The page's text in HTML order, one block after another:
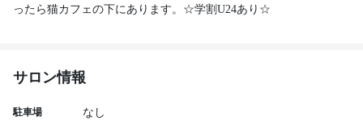
サロン情報
駐車場 なし